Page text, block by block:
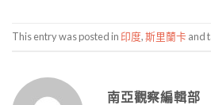
This entry was posted in 印度,斯里蘭卡and
南亞觀察編輯部